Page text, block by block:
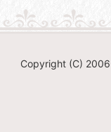
Copyright (C)